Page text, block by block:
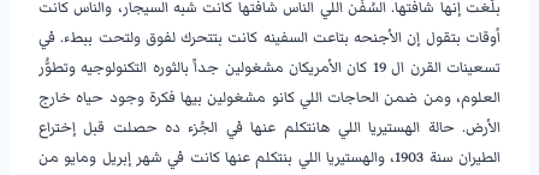
بلَّغت إنها شافتها. السُفُن اللي الناس شافتها كانت شبه السيجار، والناس كانت
أوقات بتقول إن الأجنحه بتاعت السفينه كانت بتتحرك لفوق ولتحت ببطء. في
تسعينات القرن ال 19 كان الأمريكان مشغولين جداً بالثوره التكنولوجيه وتطوُّر
العلوم، ومن ضمن الحاجات اللي كانو مشغولين بيها فكرة وجود حياه خارج
الأرض. حالة الهستيريا اللي هانتكلم عنها في الجُزء ده حصلت قبل إختراع
الطيران سنة 1903، والهستيريا اللي بنتكلم عنها كانت في شهر إبريل ومايو من